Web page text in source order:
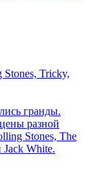
Tricky,
гранды.
разной
Stones, The
White.